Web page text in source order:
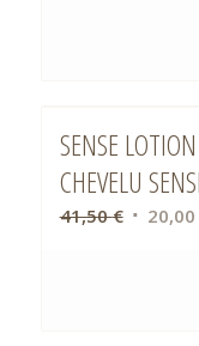
SENSE
CHEVELU
41,50€ Le 20,00